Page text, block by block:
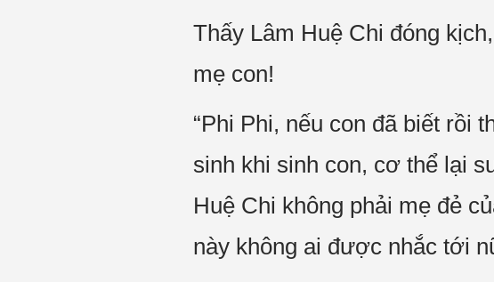
Thấy Lâm Huệ Chi đóng
mẹ con!
“Phi Phi, nếu con đã biết rồi
sinh khi sinh con, cơ thể lại
Huệ Chi không phải mẹ đẻ
này không ai được nhắc tới